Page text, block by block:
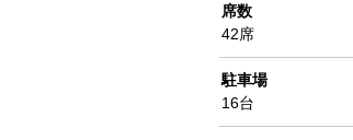
席数
42席
駐車場
16台